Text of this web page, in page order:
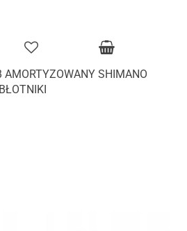
AMORTYZOWANY SHIMANO